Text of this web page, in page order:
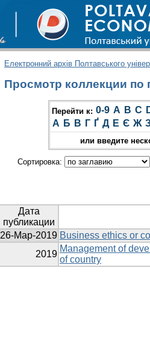
Електронний архів Полтавського
Просмотр коллекции по
Перейти к: 0-9 A B C
А Б В Г Ґ Д Е Є Ж
или введите
Сортировка:
Дата
публикации
26-Мар-2019 Business ethics or
2019
Management of
of country